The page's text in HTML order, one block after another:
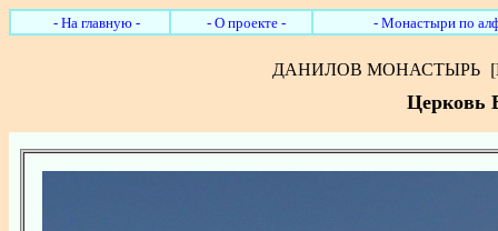
- На главную - - О проекте - - Монастыри по
ДАНИЛОВ МОНАСТЫРЬ
Церковь